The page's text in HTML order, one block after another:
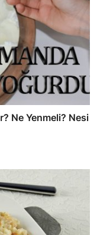
Ne Yenmeli? Nesi